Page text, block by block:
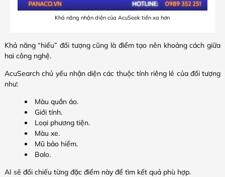
Khả năng nhận diện của AcuSeek tiến xa hơn
Khả năng “hiểu” đối tượng cũng là điểm tạo nên khoảng cách giữa
hai công nghệ.
AcuSearch chủ yếu nhận diện các thuộc tính riêng lẻ của đối tượng
như:
Màu quần áo.
Giới tính.
Loại phương tiện.
Màu xe.
Mũ bảo hiểm.
Balo.
AI sẽ đối chiếu từng đặc điểm này để tìm kết quả phù hợp.